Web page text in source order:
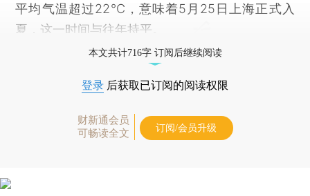
平均气温超过22℃，意味着5月25日上海正式入
夏，这一时间与往年持平。
本文共计716字 订阅后继续阅读
登录 后获取已订阅的阅读权限
财新通会员
可畅读全文
订阅/会员升级